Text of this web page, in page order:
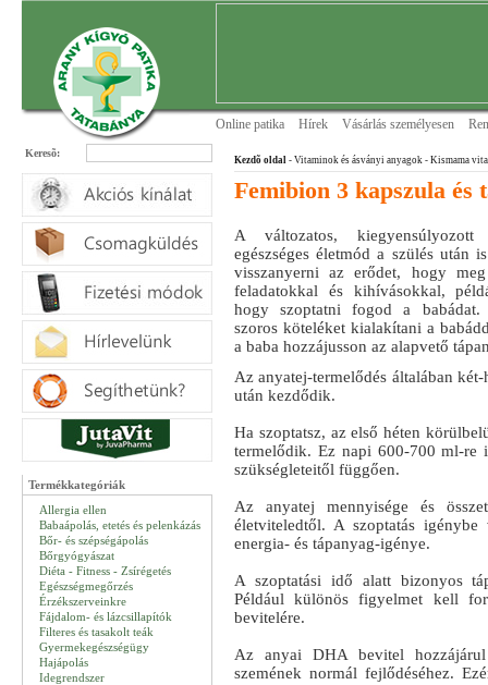
Online patika Hírek Vásárlás személyesen
Keresõ:
Termékkategóriák
Allergia ellen
Babaápolás, etetés és pelenkázás
Bőr- és szépségápolás
Bőrgyógyászat
Diéta - Fitness - Zsírégetés
Egészségmegőrzés
Érzékszerveinkre
Fájdalom- és lázcsillapítók
Filteres és tasakolt teák
Gyermekegészségügy
Hajápolás
Idegrendszer
Kezdõ oldal - Vitaminok és ásványi anyagok - Kismama
Femibion 3 kapszula és
A változatos,
egészséges életmód a szülés után
visszanyerni az erődet, hogy
feladatokkal és kihívásokkal,
hogy szoptatni fogod a babádat.
szoros köteléket kialakítani a
a baba hozzájusson az alapvető
Az anyatej-termelődés általában
után kezdődik.
Ha szoptatsz, az első héten
termelődik. Ez napi 600-700 ml-re
szükségleteitől függően.
Az anyatej mennyisége és
életviteledtől. A szoptatás
energia- és tápanyag-igénye.
A szoptatási idő alatt bizonyos
Például különös figyelmet kell
bevitelére.
Az anyai DHA bevitel
szemének normál fejlődéséhez.